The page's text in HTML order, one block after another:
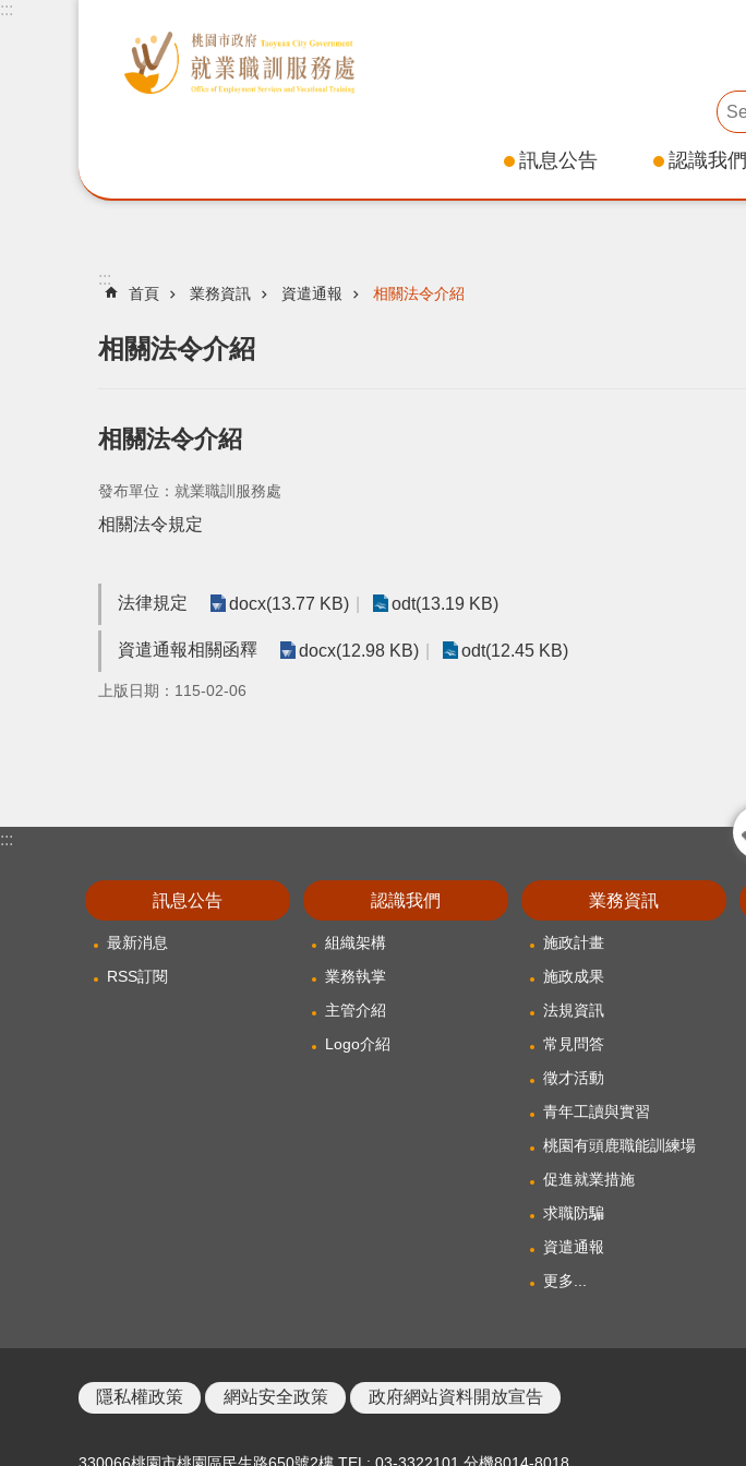
:::
訊息公告 認識我們
:::
首頁 業務資訊 資遣通報 相關法令介紹
相關法令介紹
相關法令介紹
發布單位：就業職訓服務處
相關法令規定
法律規定 docx(13.77 KB) odt(13.19 KB)
資遣通報相關函釋 docx(12.98 KB) odt(12.45 KB)
上版日期：115-02-06
:::
訊息公告
最新消息
RSS訂閱
認識我們
組織架構
業務執掌
主管介紹
Logo介紹
業務資訊
施政計畫
施政成果
法規資訊
常見問答
徵才活動
青年工讀與實習
桃園有頭鹿職能訓練場
促進就業措施
求職防騙
資遣通報
更多...
隱私權政策 網站安全政策 政府網站資料開放宣告
330066桃園市桃園區民生路650號2樓 TEL: 03-3322101 分機8014-8018